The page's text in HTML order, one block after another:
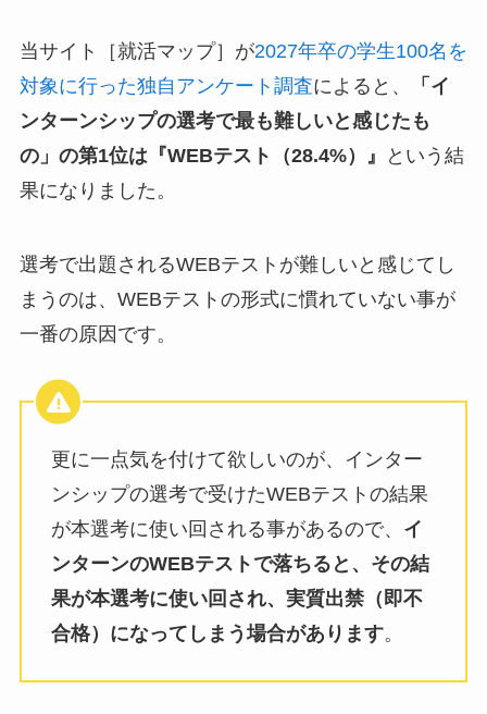
当サイト［就活マップ］が2027年卒の学生100名を
対象に行った独自アンケート調査によると、
「イ
ンターンシップの選考で最も難しいと感じたも
の」の第1位は『WEBテスト（28.4%）』
という結
果になりました。
選考で出題されるWEBテストが難しいと感じてし
まうのは、WEBテストの形式に慣れていない事が
一番の原因です。
更に一点気を付けて欲しいのが、インター
ンシップの選考で受けたWEBテストの結果
が本選考に使い回される事があるので、 イ
ンターンのWEBテストで落ちると、その結
果が本選考に使い回され、実質出禁（即不
合格）になってしまう場合があります。